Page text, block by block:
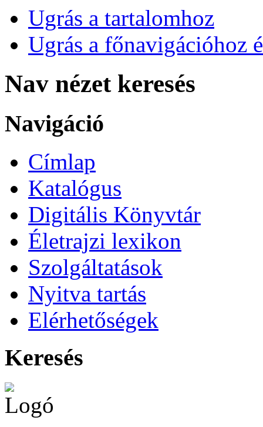
Ugrás a tartalomhoz
Ugrás a főnavigációhoz
Nav nézet keresés
Navigáció
Címlap
Katalógus
Digitális Könyvtár
Életrajzi lexikon
Szolgáltatások
Nyitva tartás
Elérhetőségek
Keresés